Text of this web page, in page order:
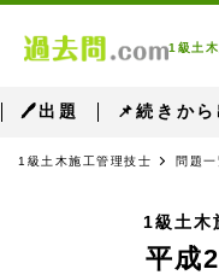
1級土
🖊出題 📌続きから
1級土木施工管理技士 問題一
1級土木
平成